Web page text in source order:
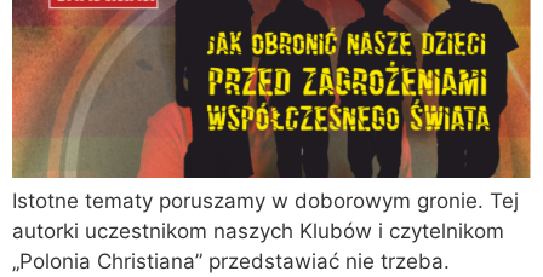
Istotne tematy poruszamy w doborowym gronie. Tej
autorki uczestnikom naszych Klubów i czytelnikom
„Polonia Christiana” przedstawiać nie trzeba.